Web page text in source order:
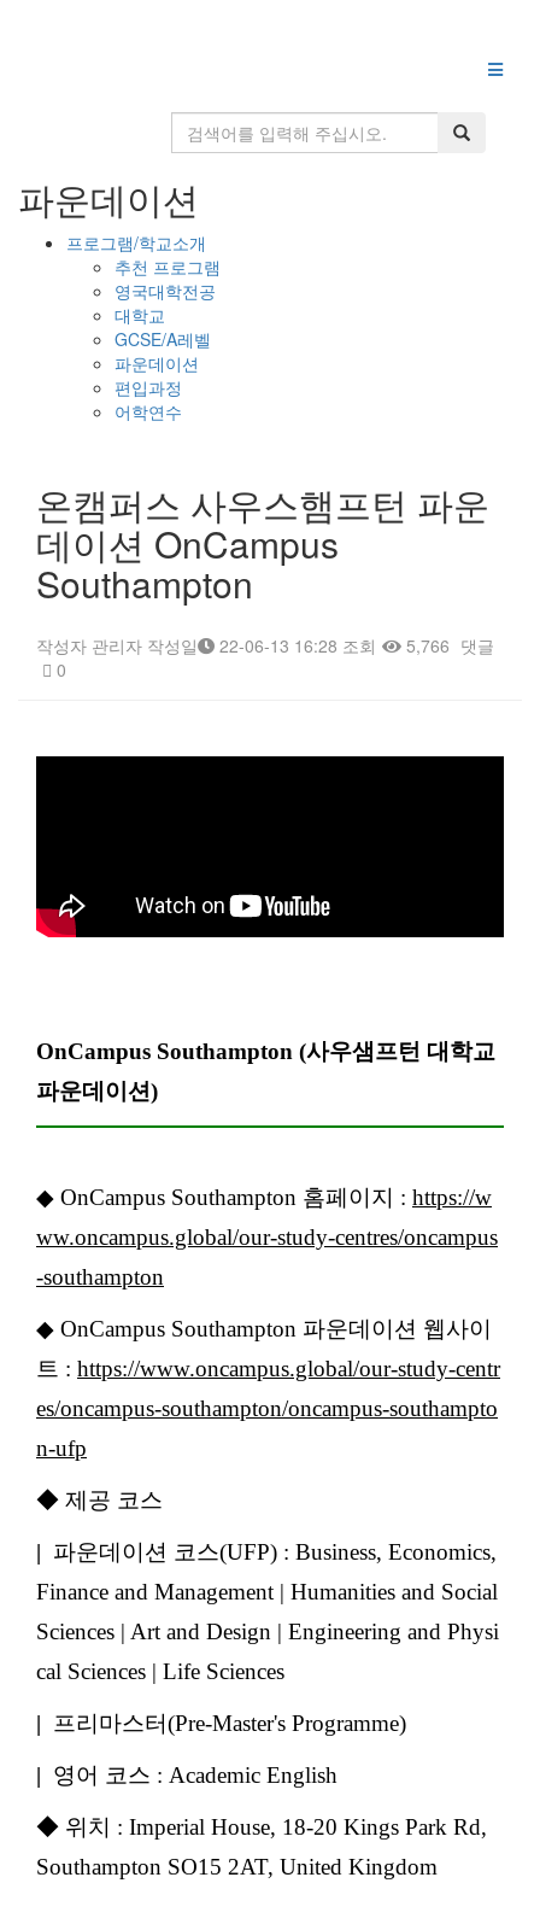
파운데이션
프로그램/학교소개
추천 프로그램
영국대학전공
대학교
GCSE/A레벨
파운데이션
편입과정
어학연수
온캠퍼스 사우스햄프턴 파운
데이션 OnCampus
Southampton
작성자 관리자 작성일 22-06-13 16:28 조회 5,766 댓글
0
OnCampus Southampton (사우샘프턴 대학교
파운데이션)
◆ OnCampus Southampton 홈페이지 : https://w
ww.oncampus.global/our-study-centres/oncampus
-southampton
◆ OnCampus Southampton 파운데이션 웹사이
트 : https://www.oncampus.global/our-study-centr
es/oncampus-southampton/oncampus-southampto
n-ufp
◆ 제공 코스
| 파운데이션 코스(UFP) : Business, Economics,
Finance and Management | Humanities and Social
Sciences | Art and Design | Engineering and Physi
cal Sciences | Life Sciences
| 프리마스터(Pre-Master's Programme)
| 영어 코스 : Academic English
◆ 위치 : Imperial House, 18-20 Kings Park Rd,
Southampton SO15 2AT, United Kingdom